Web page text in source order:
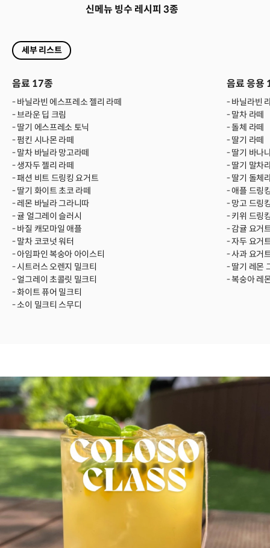
신메뉴 빙수 레시피 3종
세부 리스트
음료 17종
- 바닐라빈 에스프레소 젤리 라떼
- 브라운 딥 크림
- 딸기 에스프레소 토닉
- 펌킨 시나몬 라떼
- 말차 바닐라 망고라떼
- 생자두 젤리 라떼
- 패션 비트 드링킹 요거트
- 딸기 화이트 초코 라떼
- 레몬 바닐라 그라니따
- 귤 얼그레이 슬러시
- 바질 캐모마일 애플
- 말차 코코넛 워터
- 아임파인 복숭아 아이스티
- 시트러스 오렌지 밀크티
- 얼그레이 초콜릿 밀크티
- 화이트 퓨어 밀크티
- 소이 밀크티 스무디
음료 응용
- 바닐라빈
- 말차 라떼
- 돌체 라떼
- 딸기 라떼
- 딸기 바나
- 딸기 말차
- 딸기 돌체
- 애플 드링
- 망고 드링
- 키위 드링
- 감귤 요거
- 자두 요거
- 사과 요거
- 딸기 레몬
- 복숭아 레